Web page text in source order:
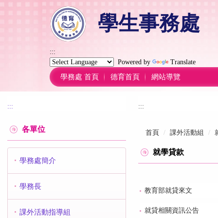
學生事務處
:::
Powered by
Translate
學務處 首頁 德育首頁 網站導覽
:::
各單位
學務處簡介
學務長
課外活動指導組
:::
首頁 課外活動組
就學貸款
教育部就貸來文
就貸相關資訊公告